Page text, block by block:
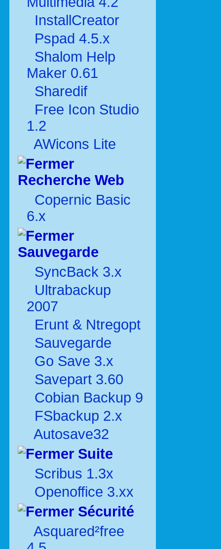
InstallCreator
Pspad 4.5.x
Shalom Help
Maker 0.61
Sharedif
Free Icon Studio
1.2
AWicons Lite
Recherche Web
Copernic Basic
6.x
Sauvegarde
SyncBack 3.x
Ultrabackup
2007
Erunt & Ntregopt
Sauvegarde
Go Save 3.x
Savepart 3.60
Cobian Backup 9
FSbackup 2.x
Autosave32
Suite
Scribus 1.3x
Openoffice 3.xx
Sécurité
Asquared²free